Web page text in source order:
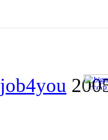
job4you